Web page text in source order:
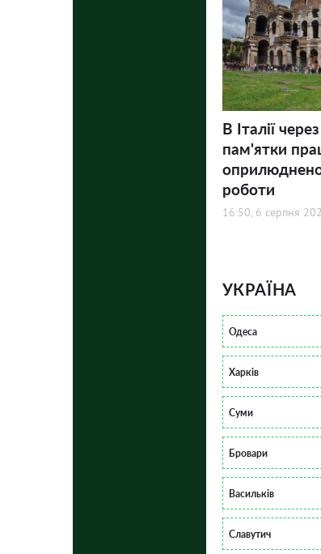
В Італії
пам'ятки
роботи
16:50, 6 серпня
УКРАЇНА
Одеса
Харків
Суми
Бровари
Васильків
Славутич